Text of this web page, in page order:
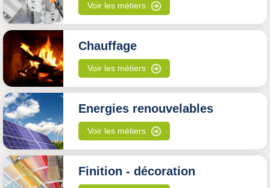
Voir les métiers
Chauffage
Voir les métiers
Energies renouvelables
Voir les métiers
Finition - décoration